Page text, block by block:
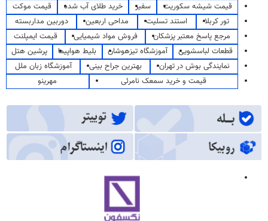
قیمت شیشه سکوریت سفیر خرید طلای آب شده
قیمت موکت
تور کربلا
استند تسلیت مداحی اربعین
دوربین مداربسته
مرجع پاسخ معتبر پزشکان
فروش مواد شیمیایی
قیمت ایمپلنت
قطعات لباسشویی
آموزشگاه تیزهوشان بلیط هواپیما
پرشین هتل
نمایندگی بوش در تهران
بهترین جراح بینی
آموزشگاه زبان ملل
قیمت و خرید سمعک نامرئی
مهرینو